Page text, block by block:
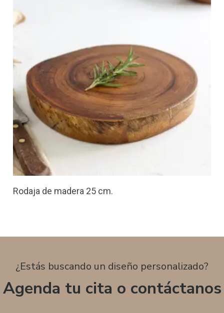
Rodaja de madera 25 cm.
¿Estás buscando un diseño personalizado?
Agenda tu cita o contáctanos